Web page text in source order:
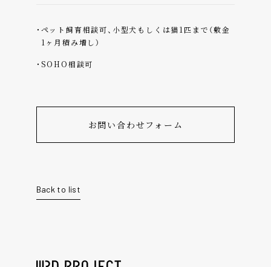
ペット飼育相談可、小型犬もしくは猫1匹まで（敷金
1ヶ月積み増し）
SOHO相談可
お問い合わせフォーム
Back to list